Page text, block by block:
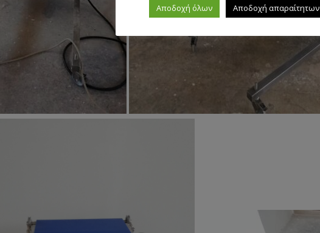
Αποδοχή όλων Αποδοχή απαραίτητων